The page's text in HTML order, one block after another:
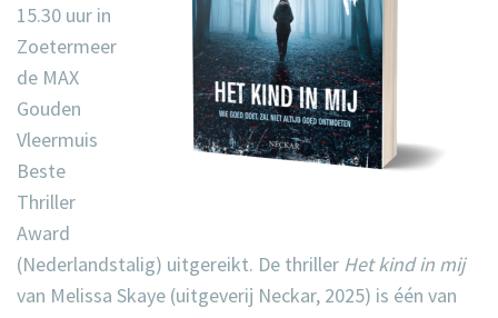
15.30 uur in
Zoetermeer
de MAX
Gouden
Vleermuis
Beste
Thriller
Award
(Nederlandstalig) uitgereikt. De thriller Het kind in mij
van Melissa Skaye (uitgeverij Neckar, 2025) is één van